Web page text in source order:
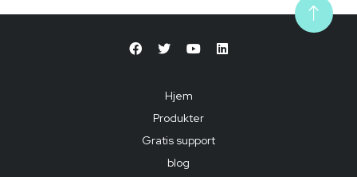
Hjem
Produkter
Gratis support
blog